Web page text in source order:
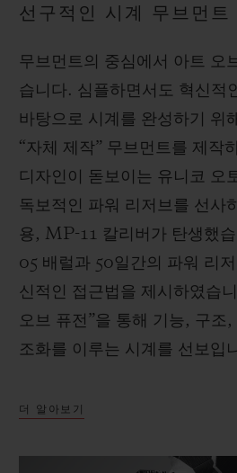
선구적인 시계 무브먼트
무브먼트의 중심에서 아트 오
습니다. 심플하면서도 혁신적
바탕으로 시계를 완성하기 위
“자체 제작” 무브먼트를 제작
디자인이 돋보이는 유니코 오
독보적인 파워 리저브를 선사
용, MP-11 칼리버가 탄생했
05 배럴과 50일간의 파워 리
신적인 접근법을 제시하였습
오브 퓨전”을 통해 기능, 구조,
조화를 이루는 시계를 선보입
더 알아보기